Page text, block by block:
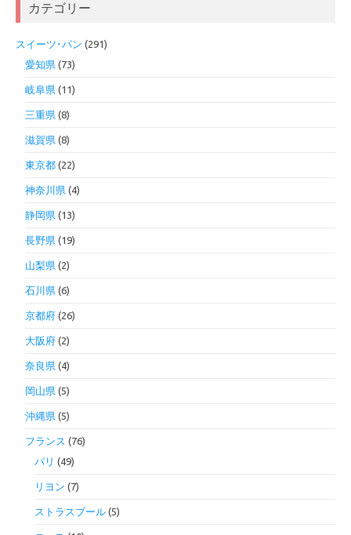
カテゴリー
スイーツ･パン (291)
愛知県 (73)
岐阜県 (11)
三重県 (8)
滋賀県 (8)
東京都 (22)
神奈川県 (4)
静岡県 (13)
長野県 (19)
山梨県 (2)
石川県 (6)
京都府 (26)
大阪府 (2)
奈良県 (4)
岡山県 (5)
沖縄県 (5)
フランス (76)
パリ (49)
リヨン (7)
ストラスブール (5)